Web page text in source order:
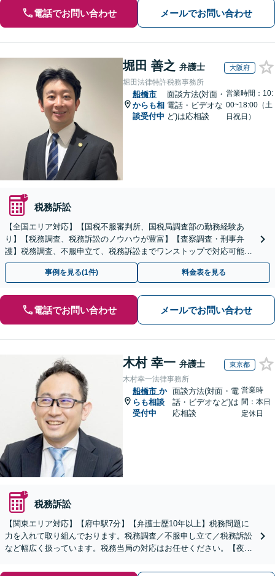
電話でお問い合わせ メールでお問い合わせ
堀田 善之 弁護士 大阪府
堀田法律特許税務事務所
船橋市
からも相
談受付中
面談方法(対面・
電話・ビデオな
ど)は応相談
営業時間：10:
00~18:00（土
日祝日）
税務訴訟
【全国エリア対応】【国税不服審判所、国税局調査部の勤務経験あ
り】【税務調査、税務訴訟のノウハウが豊富】【査察調査・刑事弁
護】税務調査、不服申立て、税務訴訟までワンストップで対応可能！
事業承継にも対応【休日・夜間相談可】
事例を見る(1件) 料金表を見る
電話でお問い合わせ メールでお問い合わせ
木村 幸一 弁護士 東京都
木村幸一法律事務所
船橋市 か
らも相談
受付中
面談方法(対面・電
話・ビデオなど)は
応相談
営業時
間：本日
定休日
税務訴訟
【関東エリア対応】【府中駅7分】【弁護士歴10年以上】税務問題に
力を入れて取り組んでおります。税務調査／不服申し立て／税務訴訟
など幅広く扱っています。税務当局の対応はお任せください。【夜